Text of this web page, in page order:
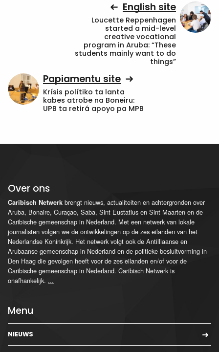
English site
Loucette Reppenhagen
started a mid-level
creative vocational
program in Aruba: “These
students mainly want to do
things”
Papiamentu site
Krísis polítiko ta lanta
kabes atrobe na Boneiru:
UPB ta retirá apoyo pa MPB
Over ons
Caribisch Netwerk brengt nieuws, actualiteiten en achtergronden over
Aruba, Bonaire, Curaçao, Saba, Sint Eustatius en Sint Maarten en de
Caribische gemeenschap in Nederland. Met een netwerk van lokale
journalisten volgen we de ontwikkelingen op de zes eilanden van het
Nederlandse Koninkrijk. Het netwerk volgt ook de Antilliaanse en
Arubaanse gemeenschap in Nederland en de politieke besluitvorming in
Den Haag die gevolgen heeft voor de zes eilanden en/of voor de
Caribische gemeenschap in Nederland. Caribisch Netwerk is
onafhankelijk. ...
Menu
NIEUWS